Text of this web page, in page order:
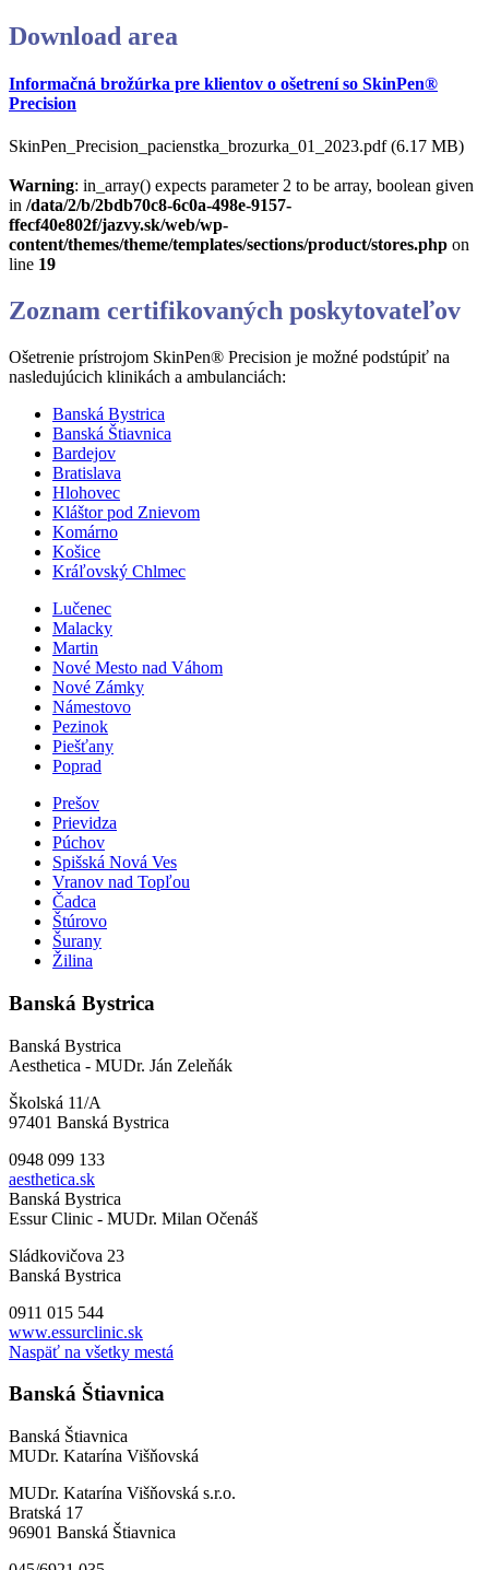
Download area
Informačná brožúrka pre klientov o ošetrení so SkinPen®
Precision
SkinPen_Precision_pacienstka_brozurka_01_2023.pdf (6.17 MB)
Warning: in_array() expects parameter 2 to be array, boolean given
in /data/2/b/2bdb70c8-6c0a-498e-9157-
ffecf40e802f/jazvy.sk/web/wp-
content/themes/theme/templates/sections/product/stores.php on
line 19
Zoznam certifikovaných poskytovateľov
Ošetrenie prístrojom SkinPen® Precision je možné podstúpiť na
nasledujúcich klinikách a ambulanciách:
Banská Bystrica
Banská Štiavnica
Bardejov
Bratislava
Hlohovec
Kláštor pod Znievom
Komárno
Košice
Kráľovský Chlmec
Lučenec
Malacky
Martin
Nové Mesto nad Váhom
Nové Zámky
Námestovo
Pezinok
Piešťany
Poprad
Prešov
Prievidza
Púchov
Spišská Nová Ves
Vranov nad Topľou
Čadca
Štúrovo
Šurany
Žilina
Banská Bystrica
Banská Bystrica
Aesthetica - MUDr. Ján Zeleňák
Školská 11/A
97401 Banská Bystrica
0948 099 133
aesthetica.sk
Banská Bystrica
Essur Clinic - MUDr. Milan Očenáš
Sládkovičova 23
Banská Bystrica
0911 015 544
www.essurclinic.sk
Naspäť na všetky mestá
Banská Štiavnica
Banská Štiavnica
MUDr. Katarína Višňovská
MUDr. Katarína Višňovská s.r.o.
Bratská 17
96901 Banská Štiavnica